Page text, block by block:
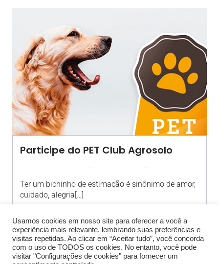
Participe do PET Club Agrosolo
- -
Ter um bichinho de estimação é sinônimo de amor,
cuidado, alegria[…]
Usamos cookies em nosso site para oferecer a você a
experiência mais relevante, lembrando suas preferências e
visitas repetidas. Ao clicar em “Aceitar tudo”, você concorda
com o uso de TODOS os cookies. No entanto, você pode
visitar "Configurações de cookies" para fornecer um